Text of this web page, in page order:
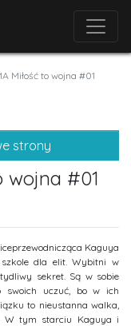
Miłość to wojna #01
strony
wojna #01
Kaguya
dla elit. Wybitni w
sekret. Są w sobie
swoich uczuć, bo w ich
to nieustanna walka,
W tym starciu Kaguya i